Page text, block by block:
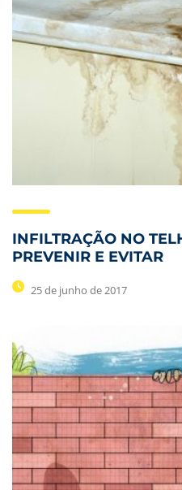
INFILTRAÇÃO NO
PREVENIR E EVITAR
25 de junho de 2017